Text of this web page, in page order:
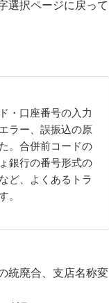
選択ページに戻って
・口座番号の入力
ラー、誤振込の原
。合併前コードの
銀行の番号形式の
ど、よくあるトラ
。
統廃合、支店名称変